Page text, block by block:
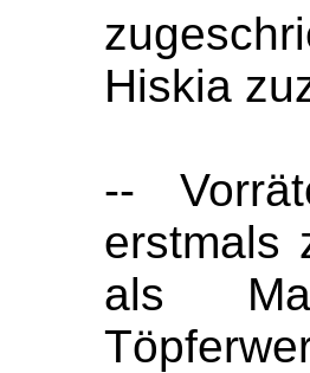
Hiskia
--
erstmals
als